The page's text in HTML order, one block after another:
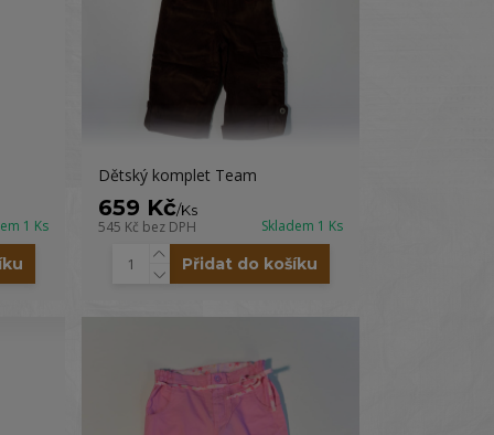
1 Ks
Dětský komplet Team
659 Kč/Ks
545 Kč bez DPH Skladem 1 Ks
Přidat do košíku